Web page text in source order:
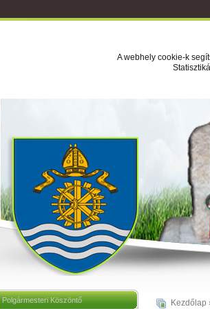
A webhely cookie-k
Polgármesteri Köszöntő Kezdőlap